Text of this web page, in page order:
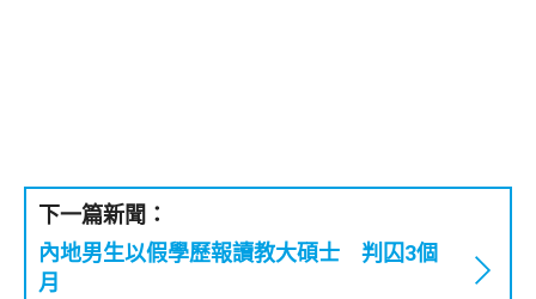
下一篇新聞：
內地男生以假學歷報讀教大碩士 判囚3個
月